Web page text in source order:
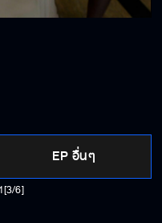
EP อื่นๆ
6]
6]